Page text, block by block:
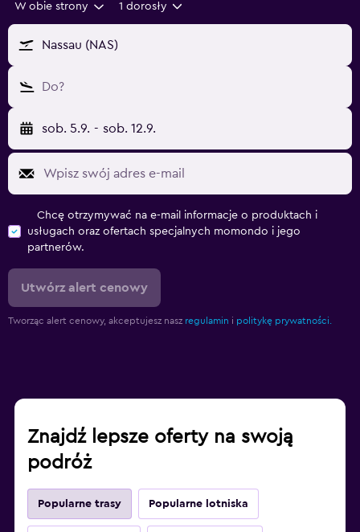
W obie strony 1 dorosły
Nassau (NAS)
Do?
sob. 5.9. - sob. 12.9.
Chcę otrzymywać na e-mail informacje o produktach i
usługach oraz ofertach specjalnych momondo i jego
partnerów.
Utwórz alert cenowy
Tworząc alert cenowy, akceptujesz nasz regulamin i politykę prywatności.
Znajdź lepsze oferty na swoją
podróż
Popularne trasy Popularne lotniska